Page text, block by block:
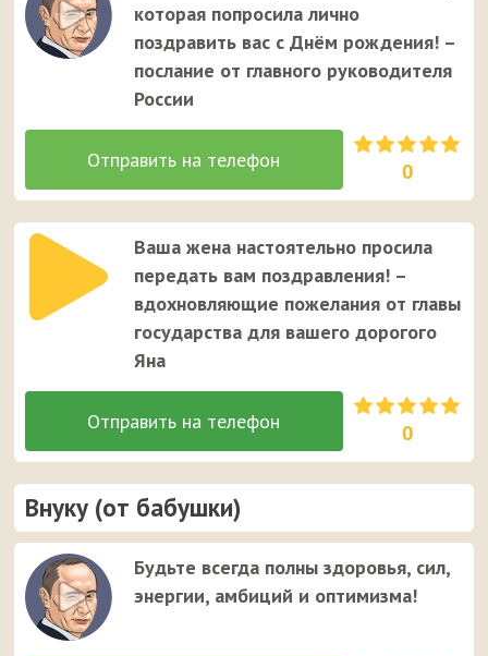
которая попросила лично
поздравить вас с Днём рождения! –
послание от главного руководителя
России
0
Ваша жена настоятельно просила
передать вам поздравления! –
вдохновляющие пожелания от главы
государства для вашего дорогого
Яна
0
Внуку (от бабушки)
Будьте всегда полны здоровья, сил,
энергии, амбиций и оптимизма!